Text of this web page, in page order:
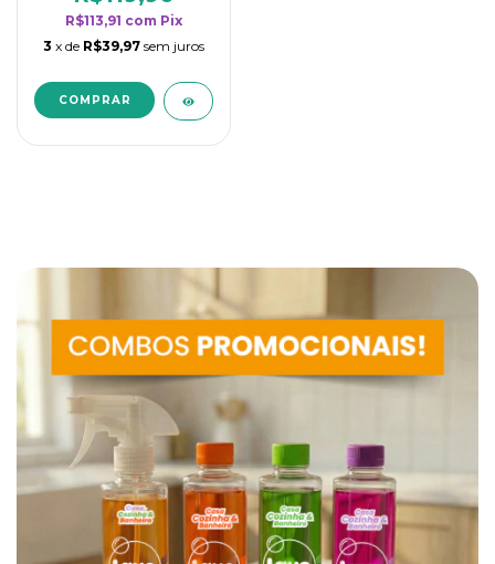
R$113,91 com Pix
3 x de R$39,97 sem juros